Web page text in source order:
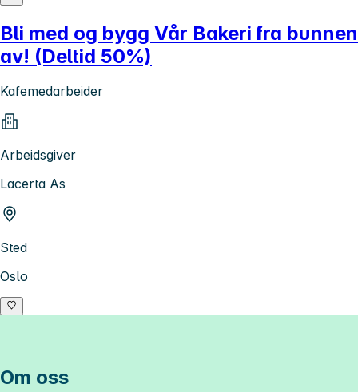
Bli med og bygg Vår Bakeri fra bunnen
av! (Deltid 50%)
Kafemedarbeider
Arbeidsgiver
Lacerta As
Sted
Oslo
Om oss